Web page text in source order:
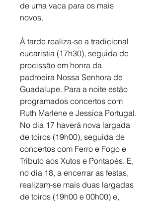
de uma vaca para os mais
novos.
À tarde realiza-se a tradicional
eucaristia (17h30), seguida de
procissão em honra da
padroeira Nossa Senhora de
Guadalupe. Para a noite estão
programados concertos com
Ruth Marlene e Jessica Portugal.
No dia 17 haverá nova largada
de toiros (19h00), seguida de
concertos com Ferro e Fogo e
Tributo aos Xutos e Pontapés. E,
no dia 18, a encerrar as festas,
realizam-se mais duas largadas
de toiros (19h00 e 00h00) e,